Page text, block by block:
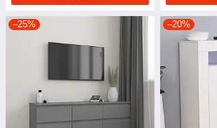
–25% –20%